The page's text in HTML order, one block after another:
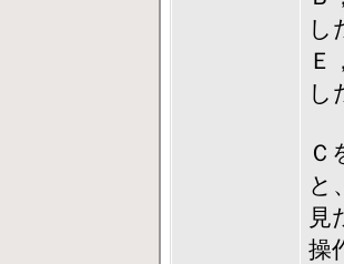
し
Ｅ
し
Ｃ
と
見
操